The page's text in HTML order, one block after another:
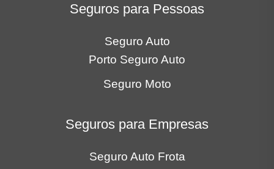
Seguros para Pessoas
Seguro Auto
Porto Seguro Auto
Seguro Moto
Seguros para Empresas
Seguro Auto Frota